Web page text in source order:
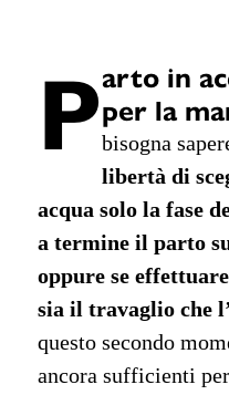
Parto in
per la
bisogna
libertà di
acqua solo la fase
a termine il parto
oppure se
sia il travaglio che
questo secondo
ancora sufficienti